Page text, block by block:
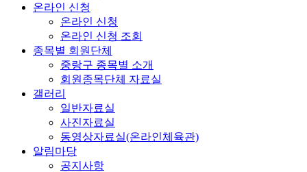
온라인 신청
온라인 신청
온라인 신청 조회
종목별 회원단체
중랑구 종목별 소개
회원종목단체 자료실
갤러리
일반자료실
사진자료실
동영상자료실(온라인체육관)
알림마당
공지사항